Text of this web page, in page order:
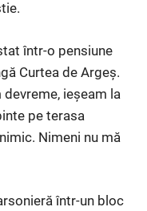
într-o pensiune
Curtea de Argeș.
ieșeam la
pe terasa
Nimeni nu mă
într-un bloc